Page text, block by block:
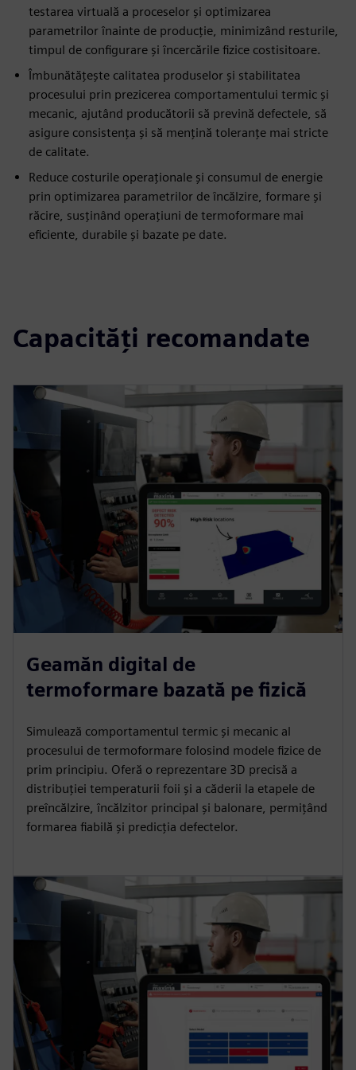
testarea virtuală a proceselor și optimizarea
parametrilor înainte de producție, minimizând resturile,
timpul de configurare și încercările fizice costisitoare.
Îmbunătățește calitatea produselor și stabilitatea
procesului prin prezicerea comportamentului termic și
mecanic, ajutând producătorii să prevină defectele, să
asigure consistența și să mențină toleranțe mai stricte
de calitate.
Reduce costurile operaționale și consumul de energie
prin optimizarea parametrilor de încălzire, formare și
răcire, susținând operațiuni de termoformare mai
eficiente, durabile și bazate pe date.
Capacități recomandate
Geamăn digital de
termoformare bazată pe fizică
Simulează comportamentul termic și mecanic al
procesului de termoformare folosind modele fizice de
prim principiu. Oferă o reprezentare 3D precisă a
distribuției temperaturii foii și a căderii la etapele de
preîncălzire, încălzitor principal și balonare, permițând
formarea fiabilă și predicția defectelor.